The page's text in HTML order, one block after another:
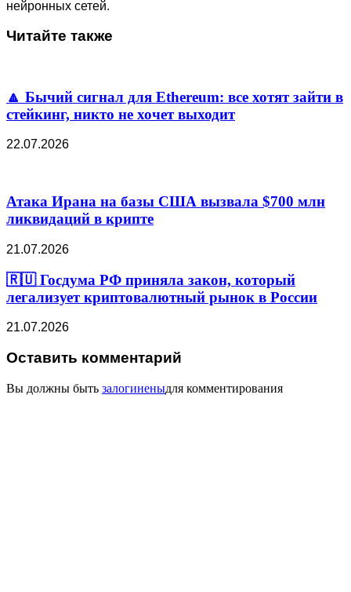
нейронных сетей.
Читайте также
🔼 Бычий сигнал для Ethereum: все хотят зайти в
стейкинг, никто не хочет выходит
22.07.2026
Атака Ирана на базы США вызвала $700 млн
ликвидаций в крипте
21.07.2026
🇷🇺 Госдума РФ приняла закон, который
легализует криптовалютный рынок в России
21.07.2026
Оставить комментарий
Вы должны быть залогиненыдля комментирования